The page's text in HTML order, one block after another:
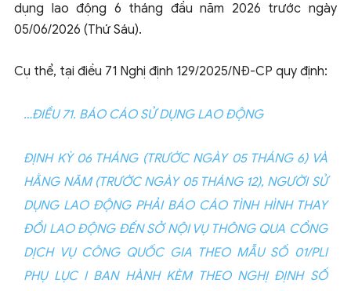
dụng lao động 6 tháng đầu năm 2026 trước ngày
05/06/2026 (Thứ Sáu).
Cụ thể, tại điều 71 Nghị định 129/2025/NĐ-CP quy định:
…ĐIỀU 71. BÁO CÁO SỬ DỤNG LAO ĐỘNG
ĐỊNH KỲ 06 THÁNG (TRƯỚC NGÀY 05 THÁNG 6) VÀ
HẰNG NĂM (TRƯỚC NGÀY 05 THÁNG 12), NGƯỜI SỬ
DỤNG LAO ĐỘNG PHẢI BÁO CÁO TÌNH HÌNH THAY
ĐỔI LAO ĐỘNG ĐẾN SỞ NỘI VỤ THÔNG QUA CỔNG
DỊCH VỤ CÔNG QUỐC GIA THEO MẪU SỐ 01/PLI
PHỤ LỤC I BAN HÀNH KÈM THEO NGHỊ ĐỊNH SỐ